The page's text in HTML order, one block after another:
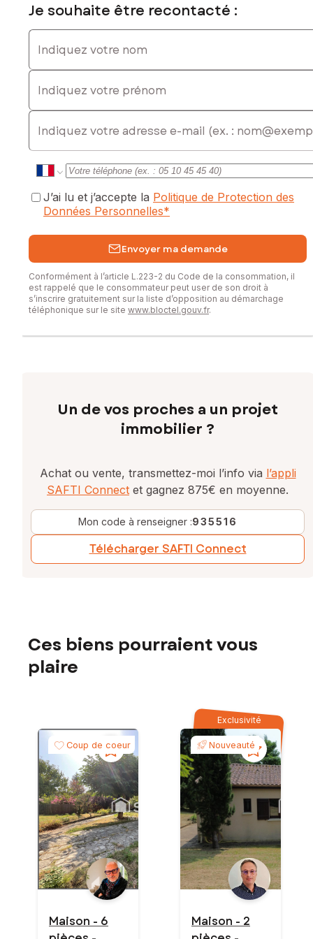
Je souhaite être recontacté :
Indiquez votre nom
Indiquez votre prénom
E-mail
J’ai lu et j’accepte la Politique de Protection des
Données Personnelles*
Envoyer ma demande
Conformément à l’article L.223-2 du Code de la consommation, il
est rappelé que le consommateur peut user de son droit à
s’inscrire gratuitement sur la liste d’opposition au démarchage
téléphonique sur le site www.bloctel.gouv.fr.
Un de vos proches a un projet
immobilier ?
Achat ou vente, transmettez-moi l’info via l’appli
SAFTI Connect et gagnez 875€ en moyenne.
Mon code à renseigner :935516
Télécharger SAFTI Connect
Ces biens pourraient vous
plaire
Coup de coeur
Maison - 6
Exclusivité
Nouveauté
Maison - 2